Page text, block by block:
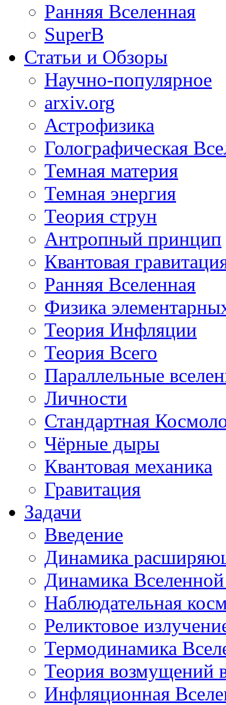
Ранняя Вселенная
SuperB
Статьи и Обзоры
Научно-популярное
arxiv.org
Астрофизика
Голографическая
Темная материя
Темная энергия
Теория струн
Антропный принцип
Квантовая
Ранняя Вселенная
Физика
Теория Инфляции
Теория Всего
Параллельные
Личности
Стандартная
Чёрные дыры
Квантовая механика
Гравитация
Задачи
Введение
Динамика
Динамика
Наблюдательная
Реликтовое
Термодинамика
Теория возмущений
Инфляционная